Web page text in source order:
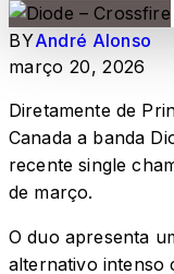
BYAndré Alonso
março 20, 2026
Diretamente de
Canada a banda
recente single
de março.
O duo apresenta
alternativo intenso